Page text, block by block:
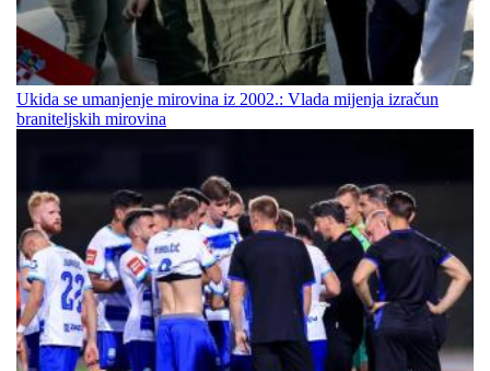
Ukida se umanjenje mirovina iz 2002.: Vlada mijenja izračun
braniteljskih mirovina